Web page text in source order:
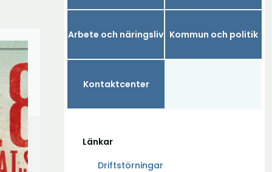
Arbete och näringsliv Kommun och politik
Kontaktcenter
Länkar
Driftstörningar